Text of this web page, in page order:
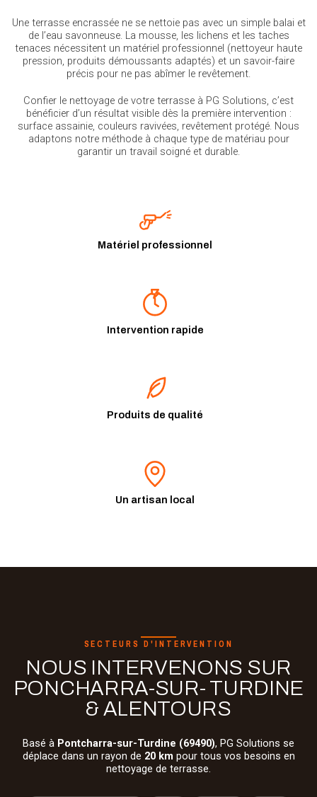
Une terrasse encrassée ne se nettoie pas avec un simple balai et
de l’eau savonneuse. La mousse, les lichens et les taches
tenaces nécessitent un matériel professionnel (nettoyeur haute
pression, produits démoussants adaptés) et un savoir-faire
précis pour ne pas abîmer le revêtement.
Confier le nettoyage de votre terrasse à PG Solutions, c’est
bénéficier d’un résultat visible dès la première intervention :
surface assainie, couleurs ravivées, revêtement protégé. Nous
adaptons notre méthode à chaque type de matériau pour
garantir un travail soigné et durable.
Matériel professionnel
Intervention rapide
Produits de qualité
Un artisan local
SECTEURS D'INTERVENTION
NOUS INTERVENONS SUR
PONCHARRA-SUR- TURDINE
& ALENTOURS
Basé à Pontcharra-sur-Turdine (69490), PG Solutions se
déplace dans un rayon de 20 km pour tous vos besoins en
nettoyage de terrasse.